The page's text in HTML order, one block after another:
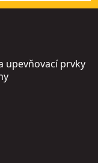
upevňovací prvky